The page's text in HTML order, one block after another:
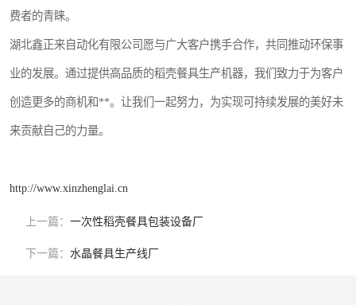
费者的青睐。
湖北鑫正来自动化有限公司愿与广大客户携手合作，共同推动环保事
业的发展。通过提供高品质的稻壳餐具生产机器，我们致力于为客户
创造更多的商机和**。让我们一起努力，为实现可持续发展的美好未
来贡献自己的力量。
http://www.xinzhenglai.cn
上一篇： 一次性稻壳餐具包装设备厂
下一篇： 水晶餐具生产线厂